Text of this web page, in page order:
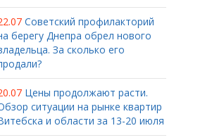
Советский профилакторий
берегу Днепра обрел нового
За сколько его
Цены продолжают расти.
ситуации на рынке квартир
и области за 13-20 июля